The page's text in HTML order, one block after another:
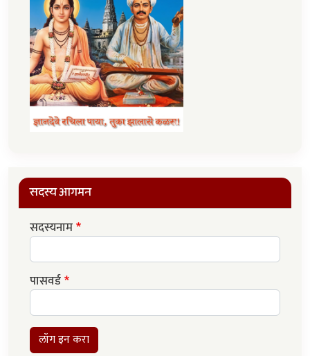
सदस्य आगमन
सदस्यनाम
पासवर्ड
लॉग इन करा